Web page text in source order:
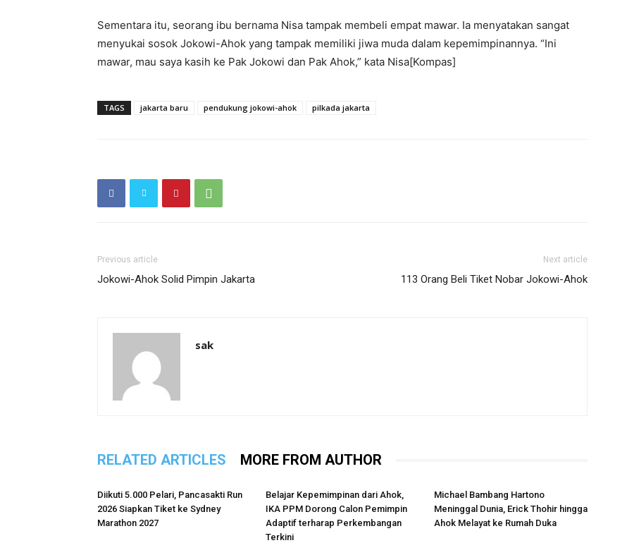
Sementara itu, seorang ibu bernama Nisa tampak membeli empat mawar. Ia menyatakan sangat
menyukai sosok Jokowi-Ahok yang tampak memiliki jiwa muda dalam kepemimpinannya. “Ini
mawar, mau saya kasih ke Pak Jokowi dan Pak Ahok,” kata Nisa[Kompas]
TAGS jakarta baru pendukung jokowi-ahok pilkada jakarta
Previous article
Jokowi-Ahok Solid Pimpin Jakarta
Next article
113 Orang Beli Tiket Nobar Jokowi-Ahok
sak
RELATED ARTICLES MORE FROM AUTHOR
Diikuti 5.000 Pelari, Pancasakti Run
2026 Siapkan Tiket ke Sydney
Marathon 2027
Belajar Kepemimpinan dari Ahok,
IKA PPM Dorong Calon Pemimpin
Adaptif terharap Perkembangan
Terkini
Michael Bambang Hartono
Meninggal Dunia, Erick Thohir hingga
Ahok Melayat ke Rumah Duka